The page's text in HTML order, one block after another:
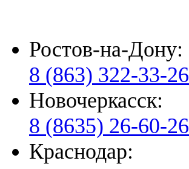
Ростов-на-Дону:
8 (863) 322-33-26
Новочеркасск:
8 (8635) 26-60-26
Краснодар: